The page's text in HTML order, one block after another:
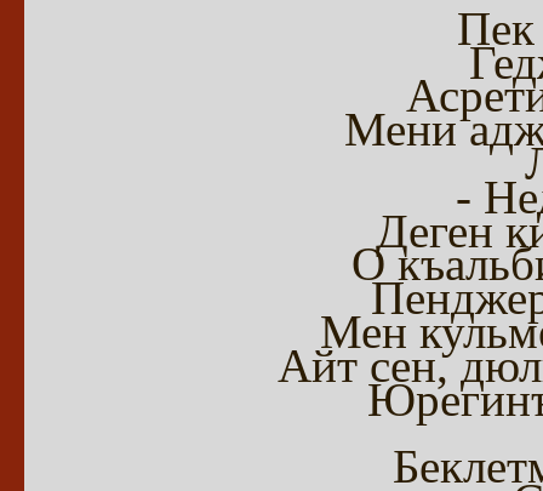
Пек
Мени
-
Деген
О
Мен
Айт сен,